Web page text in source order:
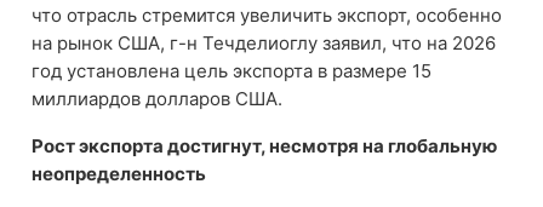
что отрасль стремится увеличить экспорт, особенно
на рынок США, г-н Течделиоглу заявил, что на 2026
год установлена цель экспорта в размере 15
миллиардов долларов США.
Рост экспорта достигнут, несмотря на глобальную
неопределенность